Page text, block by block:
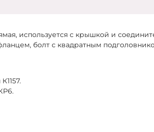
используется с крышкой и
болт с квадратным